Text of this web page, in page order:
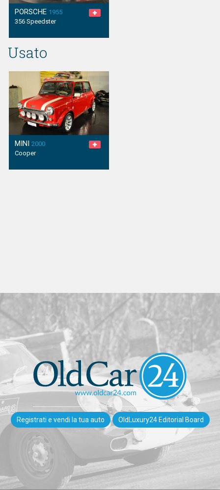
PORSCHE 1955
356 Speedster
Usato
MINI2000
Cooper
Registrati e vendi la tua auto OldLuxury24 Editorial Board